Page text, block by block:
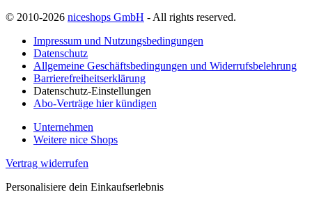
© 2010-2026 niceshops GmbH - All rights reserved.
Impressum und Nutzungsbedingungen
Datenschutz
Allgemeine Geschäftsbedingungen und Widerrufsbelehrung
Barrierefreiheitserklärung
Datenschutz-Einstellungen
Abo-Verträge hier kündigen
Unternehmen
Weitere nice Shops
Vertrag widerrufen
Personalisiere dein Einkaufserlebnis